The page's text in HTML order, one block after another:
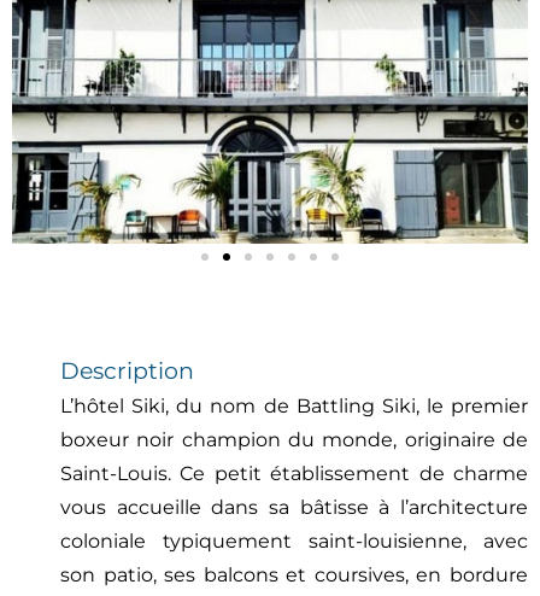
Description
L’hôtel Siki, du nom de Battling Siki, le premier
boxeur noir champion du monde, originaire de
Saint-Louis. Ce petit établissement de charme
vous accueille dans sa bâtisse à l’architecture
coloniale typiquement saint-louisienne, avec
son patio, ses balcons et coursives, en bordure